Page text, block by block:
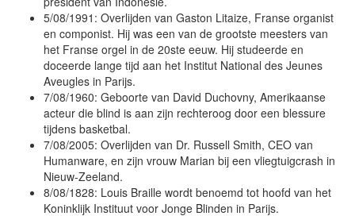
5/08/1991: Overlijden van Gaston Litaize, Franse organist
en componist. Hij was een van de grootste meesters van
het Franse orgel in de 20ste eeuw. Hij studeerde en
doceerde lange tijd aan het Institut National des Jeunes
Aveugles in Parijs.
7/08/1960: Geboorte van David Duchovny, Amerikaanse
acteur die blind is aan zijn rechteroog door een blessure
tijdens basketbal.
7/08/2005: Overlijden van Dr. Russell Smith, CEO van
Humanware, en zijn vrouw Marian bij een vliegtuigcrash in
Nieuw-Zeeland.
8/08/1828: Louis Braille wordt benoemd tot hoofd van het
Koninklijk Instituut voor Jonge Blinden in Parijs.